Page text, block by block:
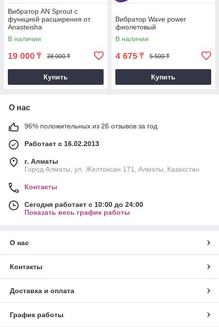
Вибратор AN Sprout с
функцией расширения от
Anasteisha
В наличии
19 000 ₸ 38 000 ₸
Купить
Вибратор Wave power
фиолетовый
В наличии
4 675 ₸ 5 500 ₸
Купить
О нас
96% положительных из 26 отзывов за год
Работает с 16.02.2013
г. Алматы
Город Алматы, ул. Желтоксан 171, Алматы, Казахстан
Контакты
Сегодня работает с 10:00 до 24:00
Показать весь график работы
О нас
Контакты
Доставка и оплата
График работы